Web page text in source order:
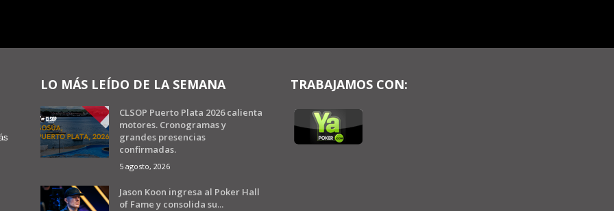
LO MÁS LEÍDO DE LA SEMANA
CLSOP Puerto Plata 2026 calienta
motores. Cronogramas y
grandes presencias
confirmadas.
5 agosto, 2026
Jason Koon ingresa al Poker Hall
of Fame y consolida su...
TRABAJAMOS CON: